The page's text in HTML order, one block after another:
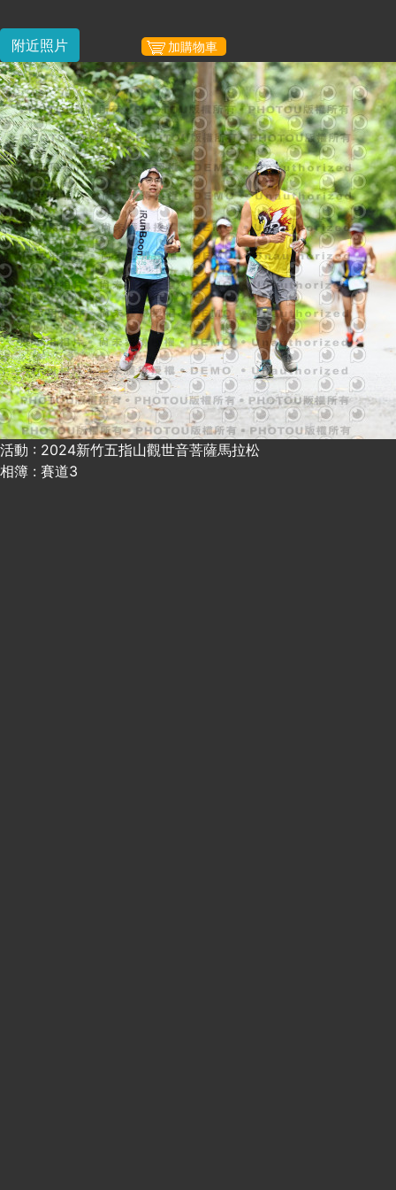
附近照片 加購物車
活動 : 2024新竹五指山觀世音菩薩馬拉松
相簿 : 賽道3